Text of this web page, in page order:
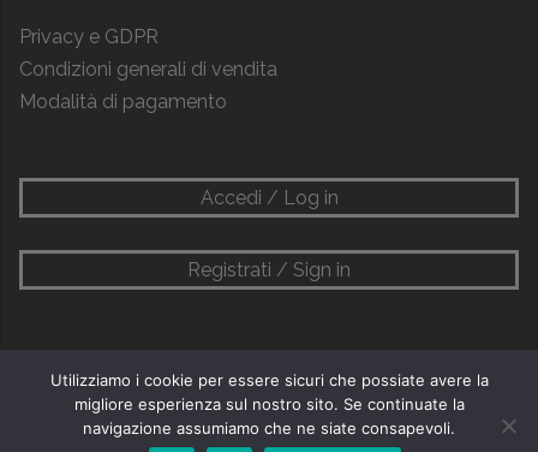
Privacy e GDPR
Condizioni generali di vendita
Modalità di pagamento
Accedi / Log in
Registrati / Sign in
Utilizziamo i cookie per essere sicuri che possiate avere la
migliore esperienza sul nostro sito. Se continuate la
navigazione assumiamo che ne siate consapevoli.